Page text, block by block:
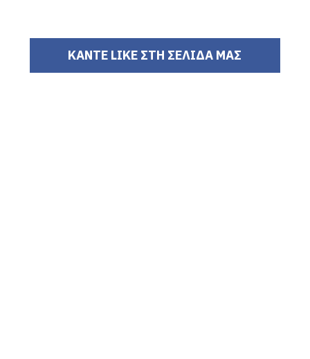
ΚΑΝΤΕ LIKE ΣΤΗ ΣΕΛΙΔΑ ΜΑΣ